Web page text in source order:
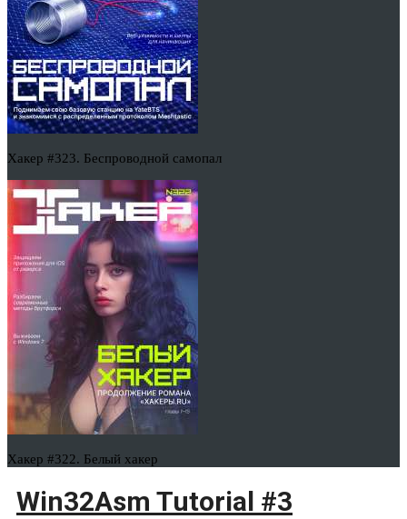
Хакер #323. Беспроводной самопал
Хакер #322. Белый хакер
Win32Asm Tutorial #3